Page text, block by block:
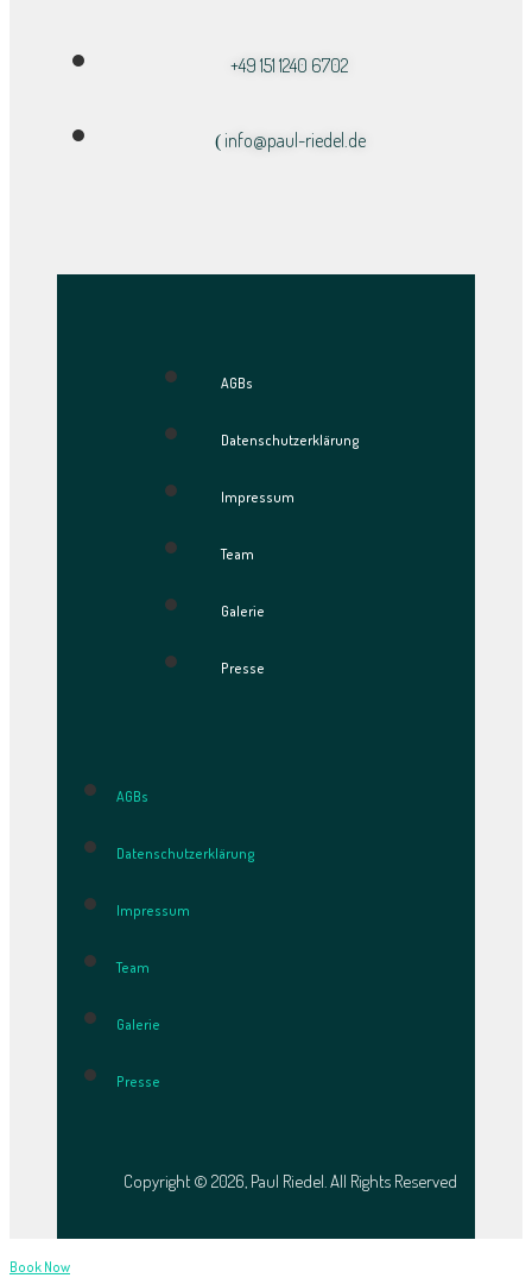
+49 151 1240 6702
info@paul-riedel.de​
Copyright © 2026, Paul Riedel. All Rights Reserved
AGBs
Datenschutzerklärung
Impressum
Team
Galerie
Presse
AGBs
Datenschutzerklärung
Impressum
Team
Galerie
Presse
Book Now